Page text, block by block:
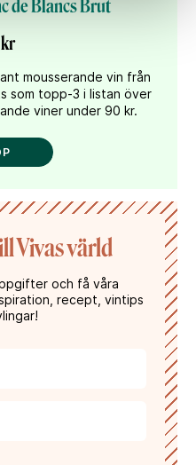
de Blancs Brut
mousserande vin från
som topp-3 i listan över
viner under 90 kr.
Vivas värld
och få våra
recept, vintips